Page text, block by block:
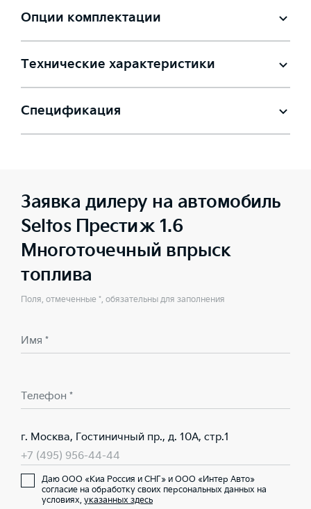
Опции комплектации
Технические характеристики
Спецификация
Заявка дилеру на автомобиль
Seltos Престиж 1.6
Многоточечный впрыск
топлива
Поля, отмеченные *, обязательны для заполнения
Имя *
Телефон *
г. Москва, Гостиничный пр., д. 10А, стр.1
+7 (495) 956-44-44
Даю ООО «Киа Россия и СНГ» и ООО «Интер Авто»
согласие на обработку своих персональных данных на
условиях, указанных здесь